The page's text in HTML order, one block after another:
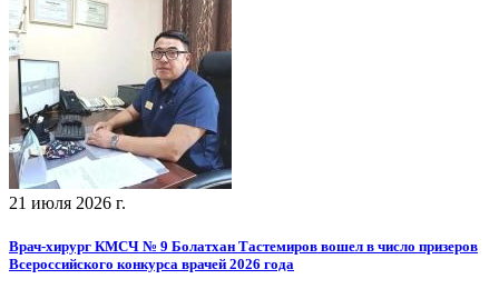
21 июля 2026 г.
Врач-хирург КМСЧ № 9 Болатхан Тастемиров вошел в число призеров
Всероссийского конкурса врачей 2026 года